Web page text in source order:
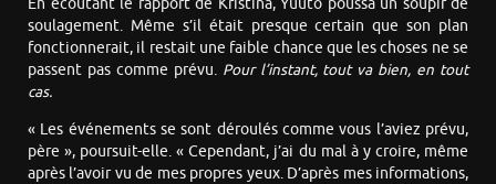
En écoutant le rapport de Kristina, Yuuto poussa un soupir de
soulagement. Même s’il était presque certain que son plan
fonctionnerait, il restait une faible chance que les choses ne se
passent pas comme prévu. Pour l’instant, tout va bien, en tout
cas.
« Les événements se sont déroulés comme vous l’aviez prévu,
père », poursuit-elle. « Cependant, j’ai du mal à y croire, même
après l’avoir vu de mes propres yeux. D’après mes informations,